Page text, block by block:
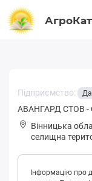
Підприємство:
АВАНГАРД СТОВ
Вінницька
селищна
Інформацію про